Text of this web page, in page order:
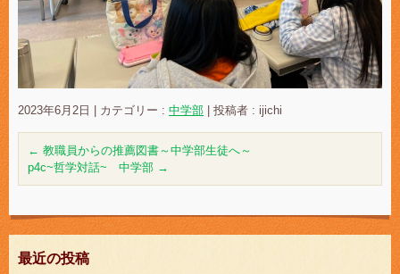
2023年6月2日 カテゴリー : 中学部 投稿者 : ijichi
← 教職員からの推薦図書～中学部生徒へ～
p4c~哲学対話~ 中学部 →
最近の投稿